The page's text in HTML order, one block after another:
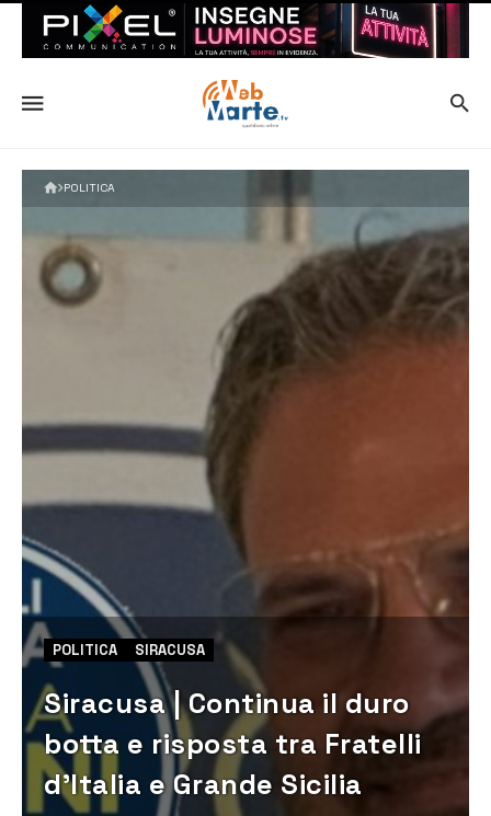
POLITICA
POLITICA SIRACUSA
Siracusa | Continua il duro
botta e risposta tra Fratelli
d’Italia e Grande Sicilia